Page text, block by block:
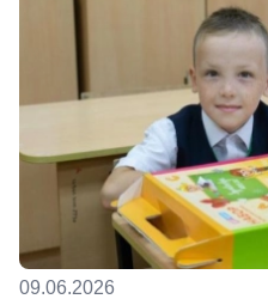
09.06.2026